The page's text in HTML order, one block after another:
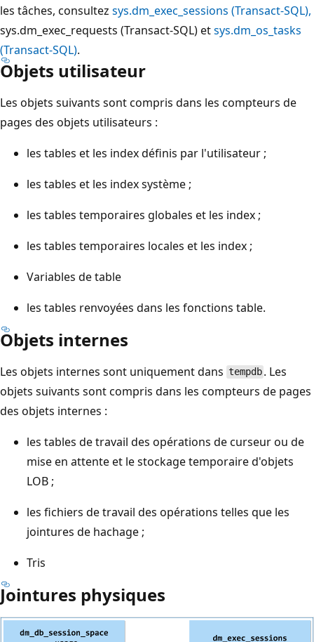
les tâches, consultez sys.dm_exec_sessions (Transact-SQL),
sys.dm_exec_requests (Transact-SQL) etsys.dm_os_tasks
(Transact-SQL).
Objets utilisateur
Les objets suivants sont compris dans les compteurs de
pages des objets utilisateurs :
les tables et les index définis par l'utilisateur ;
les tables et les index système ;
les tables temporaires globales et les index ;
les tables temporaires locales et les index ;
Variables de table
les tables renvoyées dans les fonctions table.
Objets internes
Les objets internes sont uniquement dans tempdb . Les
objets suivants sont compris dans les compteurs de pages
des objets internes :
les tables de travail des opérations de curseur ou de
mise en attente et le stockage temporaire d'objets
LOB ;
les fichiers de travail des opérations telles que les
jointures de hachage ;
Tris
Jointures physiques